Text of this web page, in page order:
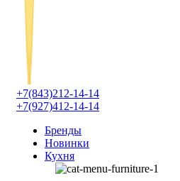
+7(843)212-14-14
+7(927)412-14-14
Бренды
Новинки
Кухня